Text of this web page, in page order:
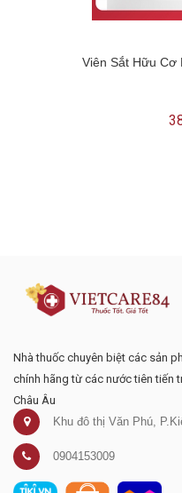
Viên Sắt Hữu Cơ
Nhà thuốc chuyên biệt các sản
chính hãng từ các nước tiên tiến
Châu Âu
Khu đô thị Văn Phú,
0904153009